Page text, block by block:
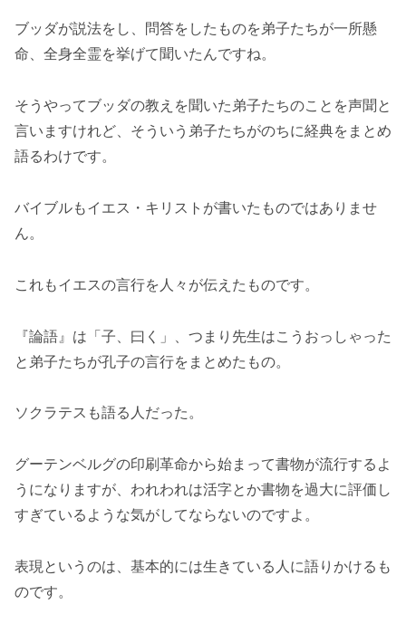
ブッダが説法をし、問答をしたものを弟子たちが一所懸
命、全身全霊を挙げて聞いたんですね。
そうやってブッダの教えを聞いた弟子たちのことを声聞と
言いますけれど、そういう弟子たちがのちに経典をまとめ
語るわけです。
バイブルもイエス・キリストが書いたものではありませ
ん。
これもイエスの言行を人々が伝えたものです。
『論語』は「子、曰く」、つまり先生はこうおっしゃった
と弟子たちが孔子の言行をまとめたもの。
ソクラテスも語る人だった。
グーテンベルグの印刷革命から始まって書物が流行するよ
うになりますが、われわれは活字とか書物を過大に評価し
すぎているような気がしてならないのですよ。
表現というのは、基本的には生きている人に語りかけるも
のです。